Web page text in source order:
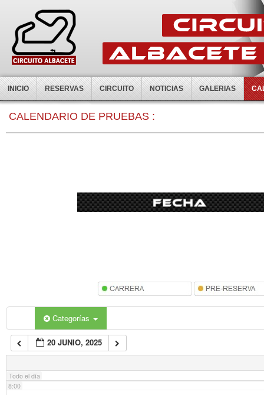
INICIO RESERVAS CIRCUITO NOTICIAS GALERIAS
CALENDARIO DE PRUEBAS :
Categorías
20 JUNIO, 2025
Todo el día
0:00
7:00
8:00